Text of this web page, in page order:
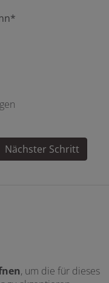
Nächster Schritt
, um die für dieses